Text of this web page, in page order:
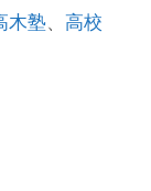
木塾、 高校